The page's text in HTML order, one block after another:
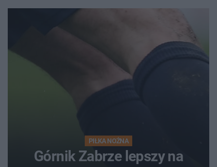
PIŁKA NOŻNA
Górnik Zabrze lepszy na